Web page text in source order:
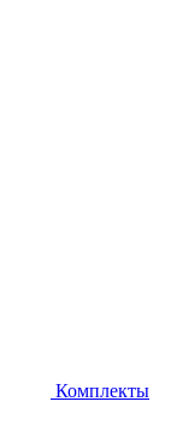
Комплекты